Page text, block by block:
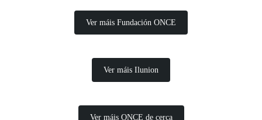
Ver máis Fundación ONCE
Ver máis Ilunion
Ver máis ONCE de cerca